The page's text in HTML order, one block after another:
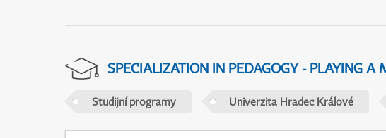
SPECIALIZATION IN PEDAGOGY - PLAYING
Studijní programy Univerzita Hradec Králové